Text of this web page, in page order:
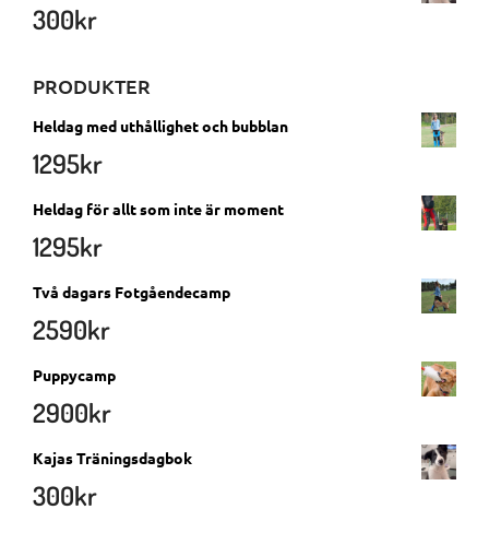
300kr
PRODUKTER
Heldag med uthållighet och bubblan
1295kr
Heldag för allt som inte är moment
1295kr
Två dagars Fotgåendecamp
2590kr
Puppycamp
2900kr
Kajas Träningsdagbok
300kr